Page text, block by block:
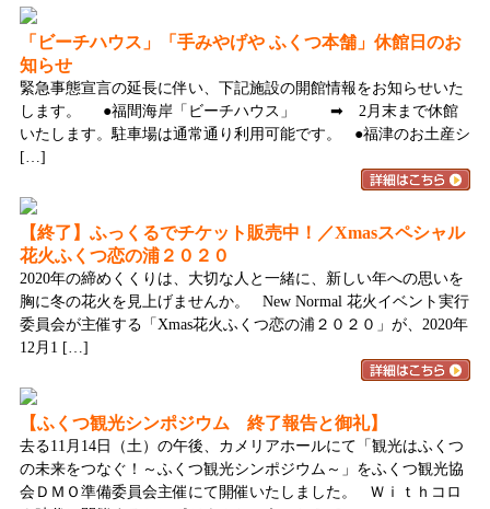
「ビーチハウス」「手みやげや ふくつ本舗」休館日のお
知らせ
緊急事態宣言の延長に伴い、下記施設の開館情報をお知らせいた
します。 ●福間海岸「ビーチハウス」 ➡ 2月末まで休館
いたします。駐車場は通常通り利用可能です。 ●福津のお土産シ
[…]
【終了】ふっくるでチケット販売中！／Xmasスペシャル
花火ふくつ恋の浦２０２０
2020年の締めくくりは、大切な人と一緒に、新しい年への思いを
胸に冬の花火を見上げませんか。 New Normal 花火イベント実行
委員会が主催する「Xmas花火ふくつ恋の浦２０２０」が、2020年
12月1 […]
【ふくつ観光シンポジウム 終了報告と御礼】
去る11月14日（土）の午後、カメリアホールにて「観光はふくつ
の未来をつなぐ！～ふくつ観光シンポジウム～」をふくつ観光協
会ＤＭＯ準備委員会主催にて開催いたしました。 Ｗｉｔｈコロ